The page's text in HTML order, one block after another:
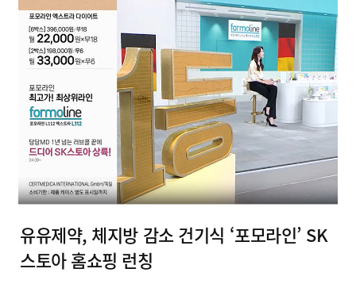
유유제약, 체지방 감소 건기식 ‘포모라인’ SK
스토아 홈쇼핑 런칭